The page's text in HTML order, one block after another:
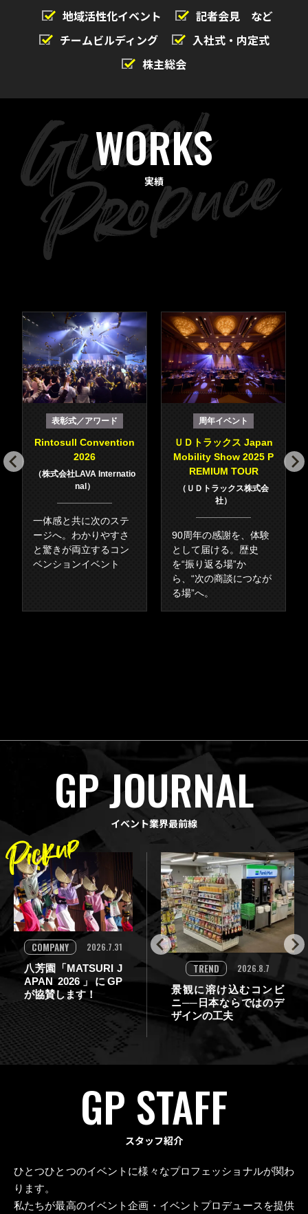
地域活性化イベント
記者会見 など
チームビルディング
入社式・内定式
株主総会
WORKS
実績
株式会社LAVA Internatio
nal
Rintosull Convention
2026
一体感と共に次のステ
ージへ。わかりやすさ
と驚きが両立するコン
ベンションイベント
表彰式／アワード
ＵＤトラックス株式会
社
ＵＤトラックス Japan
Mobility Show 2025 P
REMIUM TOUR
90周年の感謝を、体験
として届ける。歴史
を“振り返る場”か
ら、“次の商談につなが
る場”へ。
周年イベント
GP JOURNAL
イベント業界最前線
八芳園「MATSURI J
APAN 2026」にGP
が協賛します！
COMPANY 2026.7.31
景観に溶け込むコンビ
ニ──日本ならではのデ
ザインの工夫
TREND 2026.8.7
GP STAFF
スタッフ紹介
ひとつひとつのイベントに様々なプロフェッショナルが関わ
ります。
私たちが最高のイベント企画・イベントプロデュースを提供